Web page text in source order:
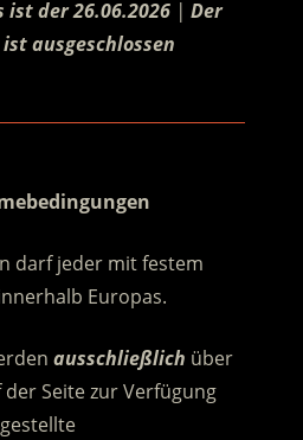
ist der 26.06.2026| Der
ausgeschlossen
darf jeder mit festem
Europas.
ausschließlich über
Seite zur Verfügung
gestellte